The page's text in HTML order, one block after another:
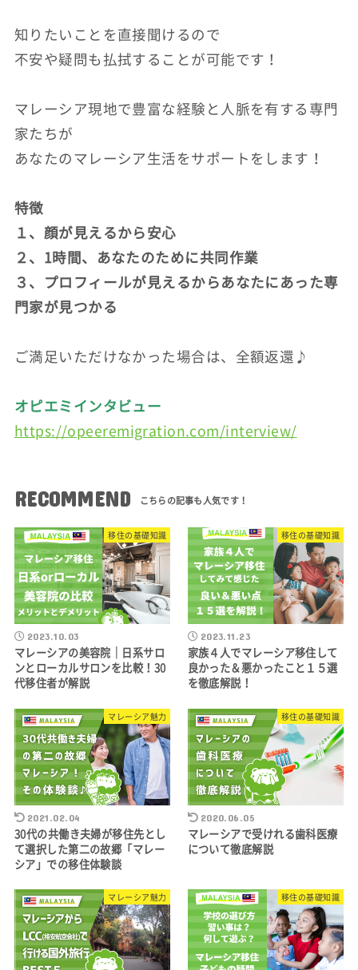
知りたいことを直接聞けるので
不安や疑問も払拭することが可能です！
マレーシア現地で豊富な経験と人脈を有する専門
家たちが
あなたのマレーシア生活をサポートをします！
特徴
１、顔が見えるから安心
２、1時間、あなたのために共同作業
３、プロフィールが見えるからあなたにあった専
門家が見つかる
ご満足いただけなかった場合は、全額返還♪
オピエミインタビュー
https://opeeremigration.com/interview/
RECOMMEND
移住の基礎知識
2023.10.03
マレーシアの美容院｜日系サロ
ンとローカルサロンを比較！30
代移住者が解説
移住の基礎知識
2023.11.23
家族４人でマレーシア移住して
良かった＆悪かったこと１５選
を徹底解説！
マレーシア魅力
2021.02.04
30代の共働き夫婦が移住先とし
て選択した第二の故郷「マレー
シア」での移住体験談
移住の基礎知識
2020.06.05
マレーシアで受けれる歯科医療
について徹底解説
マレーシア魅力 移住の基礎知識